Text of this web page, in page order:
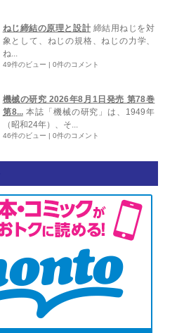
ねじ締結の原理と設計 締結用ねじを対
象として、ねじの規格、ねじの力学、
ね...
49件のビュー | 0件のコメント
機械の研究 2026年8月1日発売 第78巻
第8... 本誌「機械の研究」は、1949年
（昭和24年）、そ...
46件のビュー | 0件のコメント